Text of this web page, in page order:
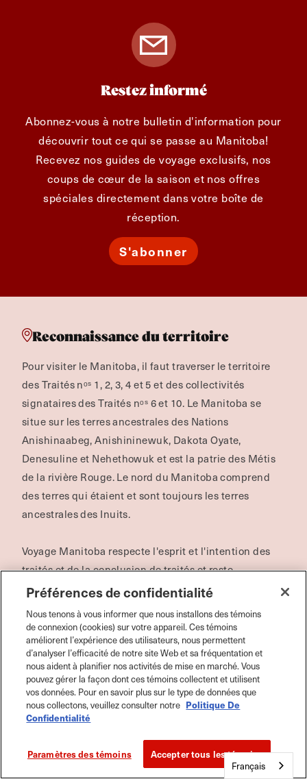
Restez informé
Abonnez-vous à notre bulletin d'information pour
découvrir tout ce qui se passe au Manitoba!
Recevez nos guides de voyage exclusifs, nos
coups de cœur de la saison et nos offres
spéciales directement dans votre boîte de
réception.
S'abonner
Reconnaissance du territoire
Pour visiter le Manitoba, il faut traverser le territoire
des Traités nᵒˢ 1, 2, 3, 4 et 5 et des collectivités
signataires des Traités nᵒˢ 6 et 10. Le Manitoba se
situe sur les terres ancestrales des Nations
Anishinaabeg, Anishininewuk, Dakota Oyate,
Denesuline et Nehethowuk et est la patrie des Métis
de la rivière Rouge.Le nord du Manitoba comprend
des terres qui étaient et sont toujours les terres
ancestrales des Inuits.
Voyage Manitoba respecte l'esprit et l'intention des
traités et de la conclusion de traités et reste
déterminé à travailler en partenariat avec les
Premières Nations, les Inuits et les Métis dans un
esprit de vérité, de réconciliation et de collaboration.
En savoir plus sur les territoires
visés par les traités
Français
Préférences de confidentialité
Nous tenons à vous informer que nous installons des témoins
de connexion (cookies) sur votre appareil. Ces témoins
améliorent l’expérience des utilisateurs, nous permettent
d’analyser l’efficacité de notre site Web et sa fréquentation et
nous aident à planifier nos activités de mise en marché. Vous
pouvez gérer la façon dont ces témoins collectent et utilisent
vos données. Pour en savoir plus sur le type de données que
nous collectons, veuillez consulter notre Politique De
Confidentialité
Paramètres des témoins Accepter tous les témoins